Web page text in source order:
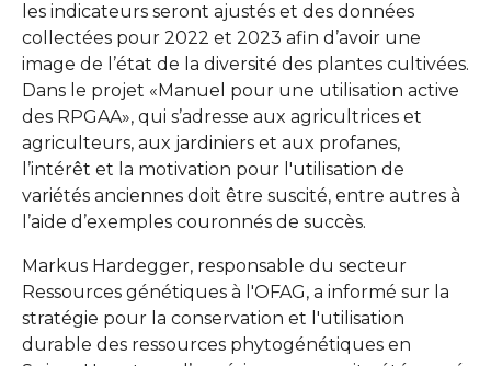
les indicateurs seront ajustés et des données
collectées pour 2022 et 2023 afin d’avoir une
image de l’état de la diversité des plantes cultivées.
Dans le projet «Manuel pour une utilisation active
des RPGAA», qui s’adresse aux agricultrices et
agriculteurs, aux jardiniers et aux profanes,
l’intérêt et la motivation pour l'utilisation de
variétés anciennes doit être suscité, entre autres à
l’aide d’exemples couronnés de succès.
Markus Hardegger, responsable du secteur
Ressources génétiques à l'OFAG, a informé sur la
stratégie pour la conservation et l'utilisation
durable des ressources phytogénétiques en